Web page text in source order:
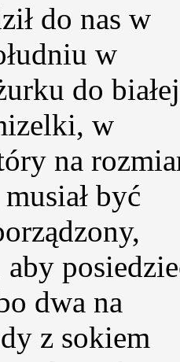
do nas w
w
do białej
w
na
być
dwa na
z sokiem